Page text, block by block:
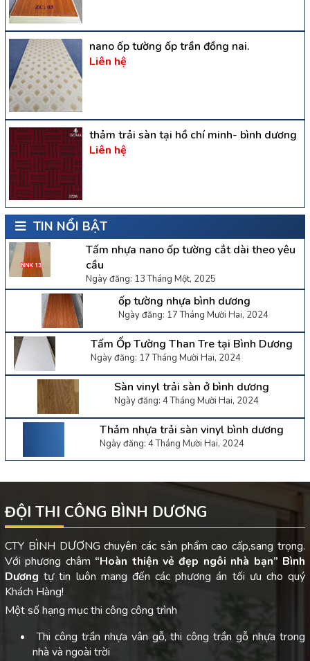
nano ốp tường ốp trần đồng nai.
Liên hệ
thảm trải sàn tại hồ chí minh- bình dương
Liên hệ
TIN NỔI BẬT
Tấm nhựa nano ốp tường cắt dài theo yêu
cầu
Ngày đăng: 13 Tháng Một, 2025
ốp tường nhựa bình dương
Ngày đăng: 17 Tháng Mười Hai, 2024
Tấm Ốp Tường Than Tre tại Bình Dương
Ngày đăng: 17 Tháng Mười Hai, 2024
Sàn vinyl trải sàn ở bình dương
Ngày đăng: 4 Tháng Mười Hai, 2024
Thảm nhựa trải sàn vinyl bình dương
Ngày đăng: 4 Tháng Mười Hai, 2024
ĐỘI THI CÔNG BÌNH DƯƠNG
CTY BÌNH DƯƠNG chuyên các sản phẩm cao cấp,sang trọng.
Với phương châm “Hoàn thiện vẻ đẹp ngôi nhà bạn” Bình
Dươngtự tin luôn mang đến các phương án tối ưu cho quý
Khách Hàng!
Một số hạng mục thi công công trình
Thi công trần nhựa vân gỗ, thi công trần gỗ nhựa trong
nhà và ngoài trời